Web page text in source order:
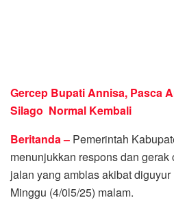
Gercep Bupati Annisa, Pasca
Silago Normal Kembali
Beritanda – Pemerintah
menunjukkan respons dan
jalan yang amblas akibat
Minggu (4/0l5/25) malam.